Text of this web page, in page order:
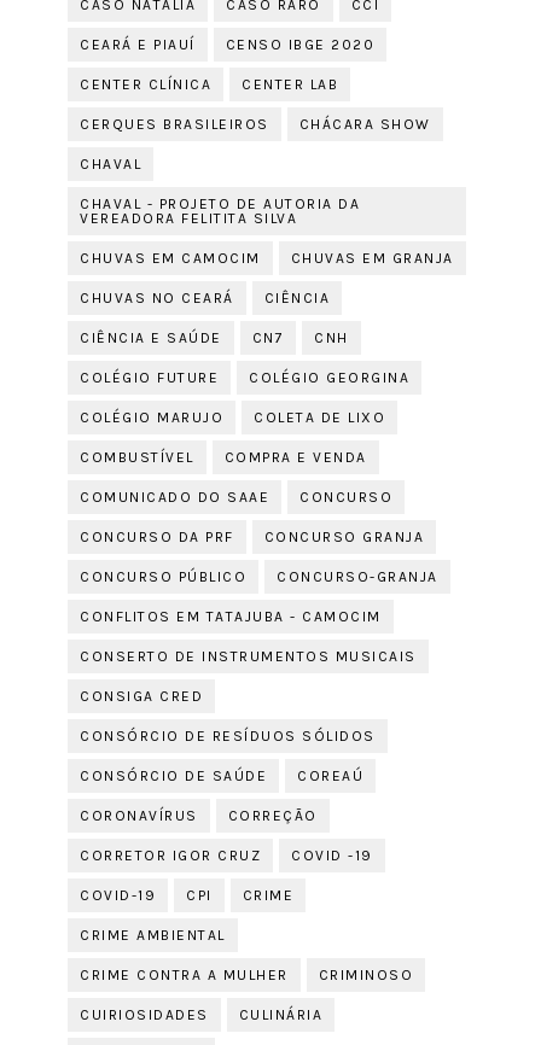
CASO NATÁLIA CASO RARO CCI
CEARÁ E PIAUÍ CENSO IBGE 2020
CENTER CLÍNICA CENTER LAB
CERQUES BRASILEIROS CHÁCARA SHOW
CHAVAL
CHAVAL - PROJETO DE AUTORIA DA
VEREADORA FELITITA SILVA
CHUVAS EM CAMOCIM CHUVAS EM GRANJA
CHUVAS NO CEARÁ CIÊNCIA
CIÊNCIA E SAÚDE CN7 CNH
COLÉGIO FUTURE COLÉGIO GEORGINA
COLÉGIO MARUJO COLETA DE LIXO
COMBUSTÍVEL COMPRA E VENDA
COMUNICADO DO SAAE CONCURSO
CONCURSO DA PRF CONCURSO GRANJA
CONCURSO PÚBLICO CONCURSO-GRANJA
CONFLITOS EM TATAJUBA - CAMOCIM
CONSERTO DE INSTRUMENTOS MUSICAIS
CONSIGA CRED
CONSÓRCIO DE RESÍDUOS SÓLIDOS
CONSÓRCIO DE SAÚDE COREAÚ
CORONAVÍRUS CORREÇÃO
CORRETOR IGOR CRUZ COVID -19
COVID-19 CPI CRIME
CRIME AMBIENTAL
CRIME CONTRA A MULHER CRIMINOSO
CUIRIOSIDADES CULINÁRIA